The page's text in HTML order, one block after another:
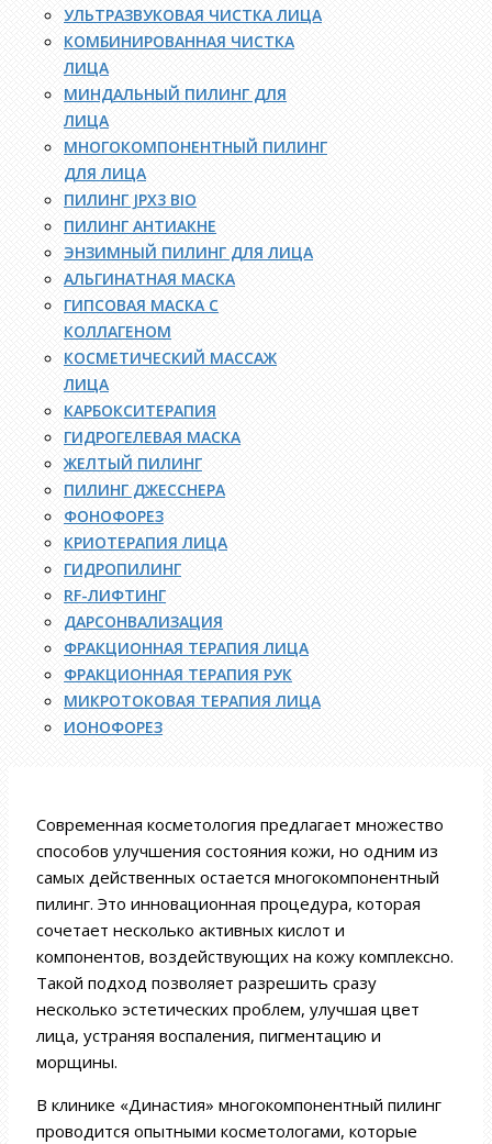
УЛЬТРАЗВУКОВАЯ ЧИСТКА ЛИЦА
КОМБИНИРОВАННАЯ ЧИСТКА
ЛИЦА
МИНДАЛЬНЫЙ ПИЛИНГ ДЛЯ
ЛИЦА
МНОГОКОМПОНЕНТНЫЙ ПИЛИНГ
ДЛЯ ЛИЦА
ПИЛИНГ JPX3 BIO
ПИЛИНГ АНТИАКНЕ
ЭНЗИМНЫЙ ПИЛИНГ ДЛЯ ЛИЦА
АЛЬГИНАТНАЯ МАСКА
ГИПСОВАЯ МАСКА С
КОЛЛАГЕНОМ
КОСМЕТИЧЕСКИЙ МАССАЖ
ЛИЦА
КАРБОКСИТЕРАПИЯ
ГИДРОГЕЛЕВАЯ МАСКА
ЖЕЛТЫЙ ПИЛИНГ
ПИЛИНГ ДЖЕССНЕРА
ФОНОФОРЕЗ
КРИОТЕРАПИЯ ЛИЦА
ГИДРОПИЛИНГ
RF-ЛИФТИНГ
ДАРСОНВАЛИЗАЦИЯ
ФРАКЦИОННАЯ ТЕРАПИЯ ЛИЦА
ФРАКЦИОННАЯ ТЕРАПИЯ РУК
МИКРОТОКОВАЯ ТЕРАПИЯ ЛИЦА
ИОНОФОРЕЗ
Современная косметология предлагает множество
способов улучшения состояния кожи, но одним из
самых действенных остается многокомпонентный
пилинг. Это инновационная процедура, которая
сочетает несколько активных кислот и
компонентов, воздействующих на кожу комплексно.
Такой подход позволяет разрешить сразу
несколько эстетических проблем, улучшая цвет
лица, устраняя воспаления, пигментацию и
морщины.
В клинике «Династия» многокомпонентный пилинг
проводится опытными косметологами, которые